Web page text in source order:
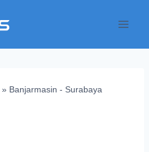
» Banjarmasin - Surabaya